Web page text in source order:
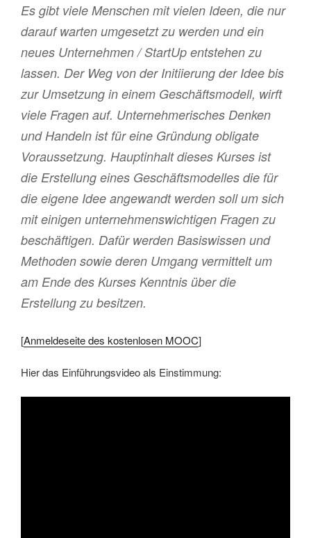
Es gibt viele Menschen mit vielen Ideen, die nur
darauf warten umgesetzt zu werden und ein
neues Unternehmen / StartUp entstehen zu
lassen. Der Weg von der Initiierung der Idee bis
zur Umsetzung in einem Geschäftsmodell, wirft
viele Fragen auf. Unternehmerisches Denken
und Handeln ist für eine Gründung obligate
Voraussetzung. Hauptinhalt dieses Kurses ist
die Erstellung eines Geschäftsmodelles die für
die eigene Idee angewandt werden soll um sich
mit einigen unternehmenswichtigen Fragen zu
beschäftigen. Dafür werden Basiswissen und
Methoden sowie deren Umgang vermittelt um
am Ende des Kurses Kenntnis über die
Erstellung zu besitzen.
[Anmeldeseite des kostenlosen MOOC]
Hier das Einführungsvideo als Einstimmung: